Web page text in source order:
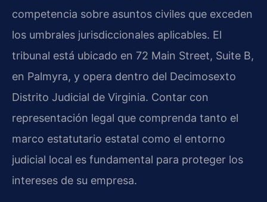
competencia sobre asuntos civiles que exceden
los umbrales jurisdiccionales aplicables. El
tribunal está ubicado en 72 Main Street, Suite B,
en Palmyra, y opera dentro del Decimosexto
Distrito Judicial de Virginia. Contar con
representación legal que comprenda tanto el
marco estatutario estatal como el entorno
judicial local es fundamental para proteger los
intereses de su empresa.